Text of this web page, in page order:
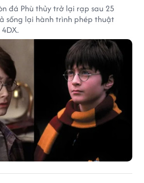
đá Phù thủy trở lại rạp sau 25
sống lại hành trình phép thuật